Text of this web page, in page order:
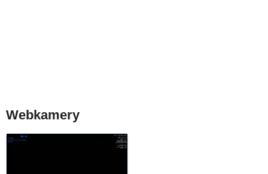
Webkamery